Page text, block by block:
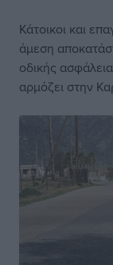
Κάτοικοι και
άμεση
οδικής
αρμόζει στην